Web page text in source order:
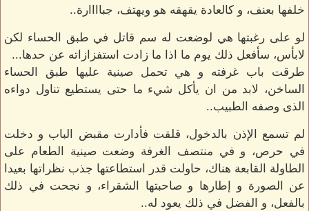
خلفها بعنف، و كالعادة يقهقه هو ويهتف، جباااارة..
لو على رغبتها هي لوضعت له سم قاتل في طبق الحساء لكن
لابأس، سأفعل ذلك يوم ما اذا ما زادت استفزازاته عن حدها...
طرقت باب غرفته و هي تحمل صينية عليها طبق الحساء
الساخن، لابد من ان يأكل شيء ما حتى يستطيع تناول دواءه
الذى وصفه الطبيب..
لم تسمع الإذن بالدخول، قلقت فأدارت مقبض الباب و دخلت
في حرص، و في منتصف الغرفة وضعت صينية الطعام على
الطاولة القابعة هناك، حاولت قدر استطاعتها جذب نظراتها بعيدا
عن الصورة و إطارها و صاحبتها الشقراء، و نجحت في ذلك
بالفعل، و الفضل في ذلك يعود له..